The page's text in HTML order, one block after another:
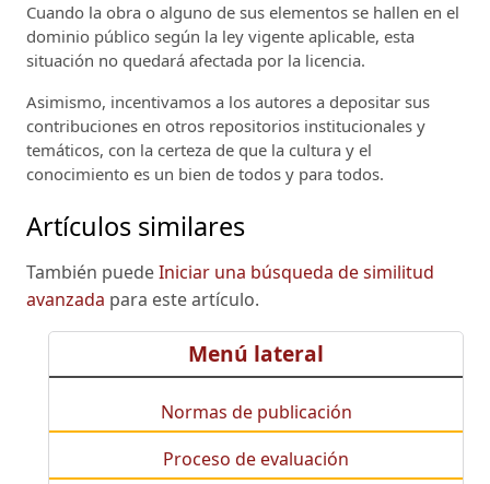
Cuando la obra o alguno de sus elementos se hallen en el
dominio público según la ley vigente aplicable, esta
situación no quedará afectada por la licencia.
Asimismo, incentivamos a los autores a depositar sus
contribuciones en otros repositorios institucionales y
temáticos, con la certeza de que la cultura y el
conocimiento es un bien de todos y para todos.
Artículos similares
También puedeIniciar una búsqueda de similitud
avanzada para este artículo.
Menú lateral
Normas de publicación
Proceso de evaluación